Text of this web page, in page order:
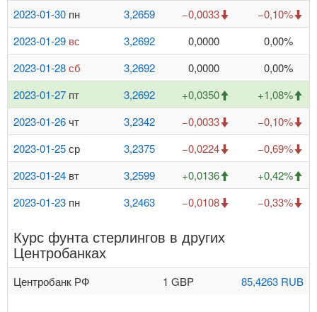
2023-01-30 пн 3,2659 −0,0033
−0,10%
2023-01-29 вс 3,2692 0,0000
0,00%
2023-01-28сб 3,2692 0,0000
0,00%
2023-01-27 пт 3,2692 +0,0350
+1,08%
2023-01-26 чт 3,2342 −0,0033
−0,10%
2023-01-25ср 3,2375 −0,0224
−0,69%
2023-01-24 вт 3,2599 +0,0136
+0,42%
2023-01-23 пн 3,2463 −0,0108 −0,33%
Курс фунта стерлингов в других
Центробанках
Центробанк РФ 1 GBP 85,4263 RUB